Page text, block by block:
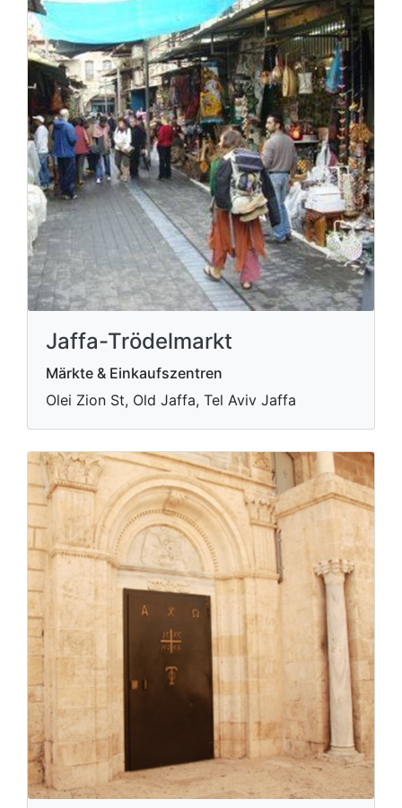
Jaffa-Trödelmarkt
Märkte & Einkaufszentren
Olei Zion St, Old Jaffa, Tel Aviv Jaffa